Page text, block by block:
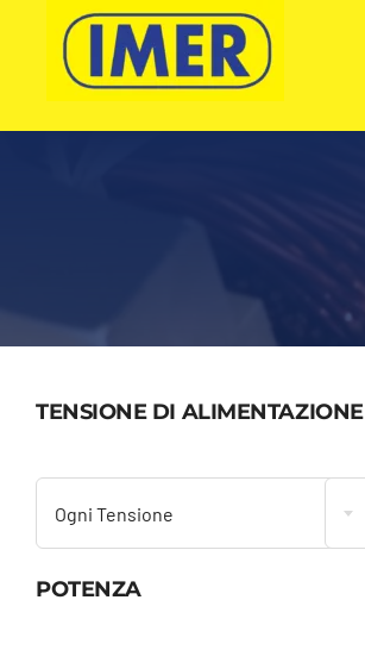
contenuto
TENSIONE DI ALIMENTAZIONE
Ogni Tensione
POTENZA